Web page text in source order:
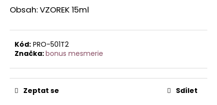
Obsah: VZOREK 15ml
Kód: PRO-501T2
Značka:bonus mesmerie
Zeptat se Sdílet
o
p
o
č
u